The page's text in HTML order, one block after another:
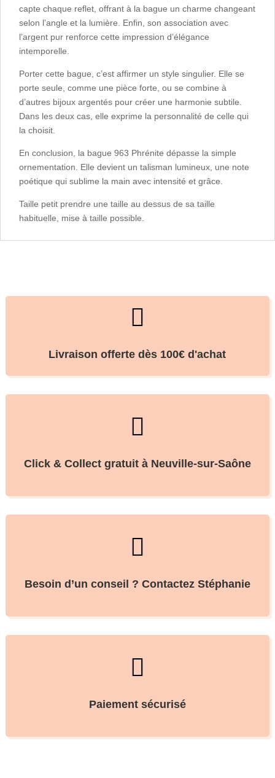
capte chaque reflet, offrant à la bague un charme changeant
selon l’angle et la lumière. Enfin, son association avec
l’argent pur renforce cette impression d’élégance
intemporelle.
Porter cette bague, c’est affirmer un style singulier. Elle se
porte seule, comme une pièce forte, ou se combine à
d’autres bijoux argentés pour créer une harmonie subtile.
Dans les deux cas, elle exprime la personnalité de celle qui
la choisit.
En conclusion, la bague 963 Phrénite dépasse la simple
ornementation. Elle devient un talisman lumineux, une note
poétique qui sublime la main avec intensité et grâce.
Taille petit prendre une taille au dessus de sa taille
habituelle, mise à taille possible.

Livraison offerte dès 100€ d'achat

Click & Collect gratuit à Neuville-sur-Saône

Besoin d’un conseil ? Contactez Stéphanie

Paiement sécurisé